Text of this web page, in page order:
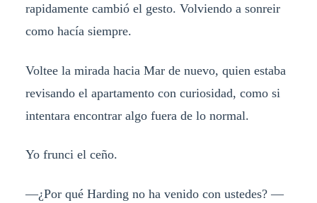
rapidamente cambió el gesto. Volviendo a sonreir
como hacía siempre.
Voltee la mirada hacia Mar de nuevo, quien estaba
revisando el apartamento con curiosidad, como si
intentara encontrar algo fuera de lo normal.
Yo frunci el ceño.
—¿Por qué Harding no ha venido con ustedes? —